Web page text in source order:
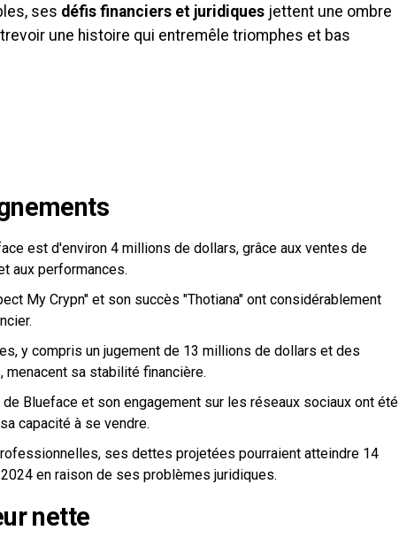
ses défis financiers et juridiques jettent une ombre
une histoire qui entremêle triomphes et bas
est d'environ 4 millions de dollars, grâce aux ventes de
aux performances.
My Crypn" et son succès "Thotiana" ont considérablement
y compris un jugement de 13 millions de dollars et des
sa stabilité financière.
Blueface et son engagement sur les réseaux sociaux ont été
capacité à se vendre.
ses dettes projetées pourraient atteindre 14
en raison de ses problèmes juridiques.
nette